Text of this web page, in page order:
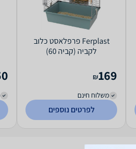
Ferplast פרפלאסט כלוב
לקביה (קביה 60)
169
₪
משלוח חינם
לפרטים נוספים